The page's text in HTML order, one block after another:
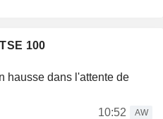
100
hausse dans l'attente de
10:52
AW